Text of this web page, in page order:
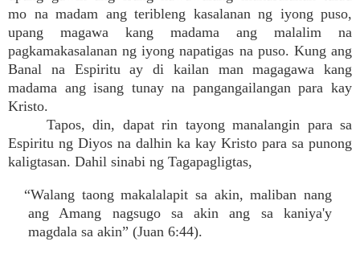
mo na madam ang teribleng kasalanan ng iyong puso,
upang magawa kang madama ang malalim na
pagkamakasalanan ng iyong napatigas na puso. Kung ang
Banal na Espiritu ay di kailan man magagawa kang
madama ang isang tunay na pangangailangan para kay
Kristo.
Tapos, din, dapat rin tayong manalangin para sa
Espiritu ng Diyos na dalhin ka kay Kristo para sa punong
kaligtasan. Dahil sinabi ng Tagapagligtas,
“Walang taong makalalapit sa akin, maliban nang
ang Amang nagsugo sa akin ang sa kaniya'y
magdala sa akin” (Juan 6:44).